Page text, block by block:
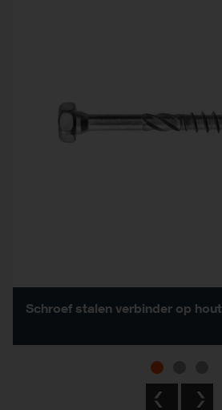
Schroef stalen verbinder op hout